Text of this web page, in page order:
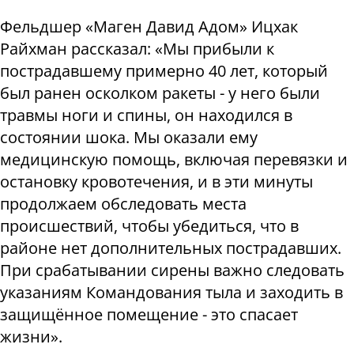
Фельдшер «Маген Давид Адом» Ицхак
Райхман рассказал: «Мы прибыли к
пострадавшему примерно 40 лет, который
был ранен осколком ракеты - у него были
травмы ноги и спины, он находился в
состоянии шока. Мы оказали ему
медицинскую помощь, включая перевязки и
остановку кровотечения, и в эти минуты
продолжаем обследовать места
происшествий, чтобы убедиться, что в
районе нет дополнительных пострадавших.
При срабатывании сирены важно следовать
указаниям Командования тыла и заходить в
защищённое помещение - это спасает
жизни».